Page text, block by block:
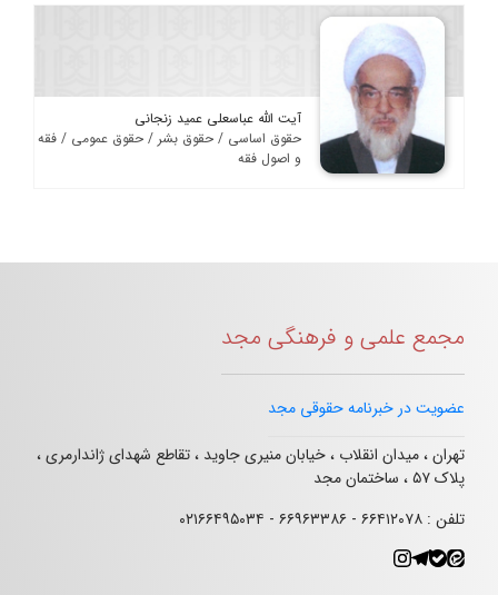
آیت الله عباسعلی عمید زنجانی
حقوق اساسی / حقوق بشر / حقوق عمومی / فقه
و اصول فقه
مجمع علمی و فرهنگی مجد
عضویت در خبرنامه حقوقی مجد
تهران ، میدان انقلاب ، خیابان منیری جاوید ، تقاطع شهدای ژاندارمری ،
پلاک ۵۷ ، ساختمان مجد
تلفن : ۶۶۴۱۲۰۷۸ - ۶۶۹۶۳۳۸۶ - ۰۲۱۶۶۴۹۵۰۳۴